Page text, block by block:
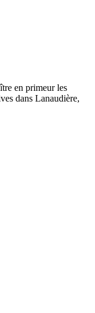
en primeur les
dans Lanaudière,